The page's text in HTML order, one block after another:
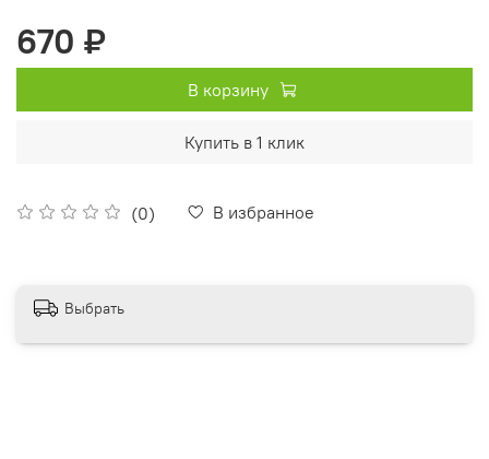
(0) В избранное
670 ₽
В корзину
Купить в 1 клик
Выбрать